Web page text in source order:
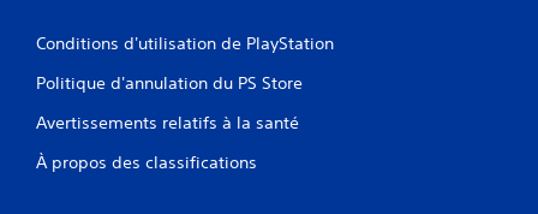
Conditions d'utilisation de PlayStation
Politique d'annulation du PS Store
Avertissements relatifs à la santé
À propos des classifications